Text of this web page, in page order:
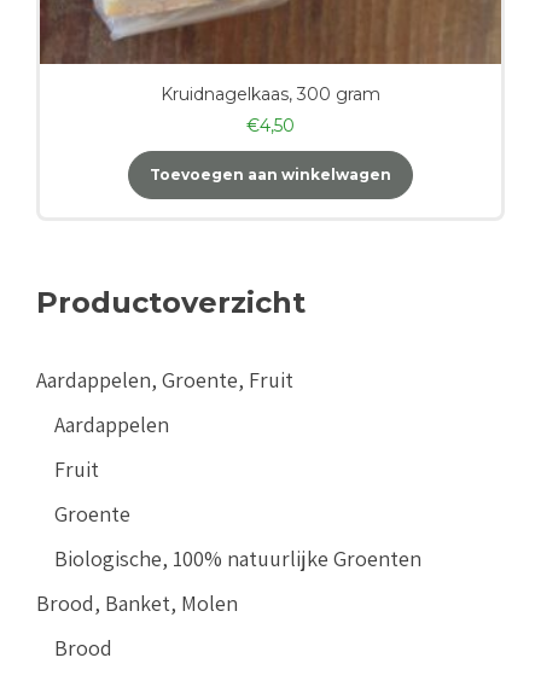
Kruidnagelkaas, 300 gram
€4,50
Toevoegen aan winkelwagen
Productoverzicht
Aardappelen, Groente, Fruit
Aardappelen
Fruit
Groente
Biologische, 100% natuurlijke Groenten
Brood, Banket, Molen
Brood